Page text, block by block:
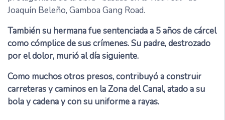
Joaquín Beleño, Gamboa Gang Road.
También su hermana fue sentenciada a 5 años de cárcel
como cómplice de sus crímenes. Su padre, destrozado
por el dolor, murió al día siguiente.
Como muchos otros presos, contribuyó a construir
carreteras y caminos en la Zona del Canal, atado a su
bola y cadena y con su uniforme a rayas.